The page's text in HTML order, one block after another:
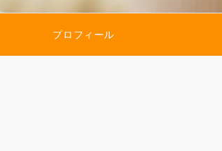
プロフィール